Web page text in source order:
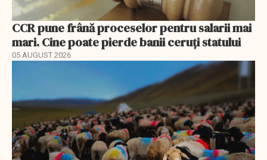
CCR pune frână proceselor pentru salarii mai
mari. Cine poate pierde banii ceruți statului
05 AUGUST 2026